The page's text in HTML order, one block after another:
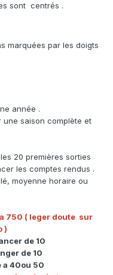
sont centrés .
marquées par les doigts
année .
une saison complète et
20 premières sorties
les comptes rendus .
moyenne horaire ou
750 ( leger doute sur
)
de 10
de 10
a 40ou 50